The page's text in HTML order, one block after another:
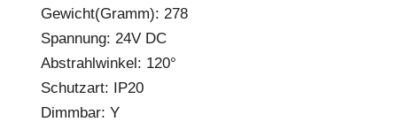
Gewicht(Gramm): 278
Spannung: 24V DC
Abstrahlwinkel: 120°
Schutzart: IP20
Dimmbar: Y